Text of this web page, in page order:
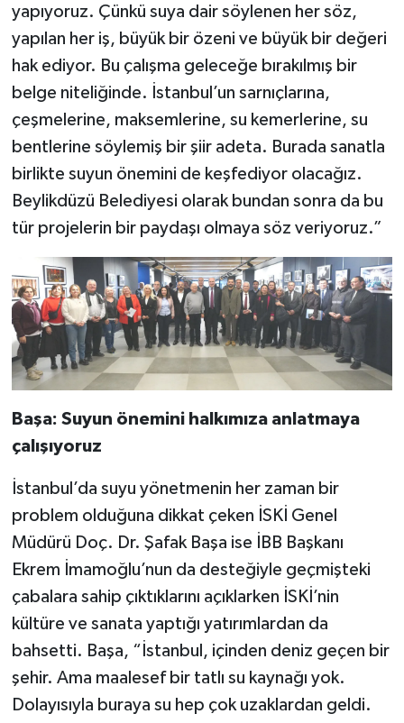
yapıyoruz. Çünkü suya dair söylenen her söz,
yapılan her iş, büyük bir özeni ve büyük bir değeri
hak ediyor. Bu çalışma geleceğe bırakılmış bir
belge niteliğinde. İstanbul’un sarnıçlarına,
çeşmelerine, maksemlerine, su kemerlerine, su
bentlerine söylemiş bir şiir adeta. Burada sanatla
birlikte suyun önemini de keşfediyor olacağız.
Beylikdüzü Belediyesi olarak bundan sonra da bu
tür projelerin bir paydaşı olmaya söz veriyoruz.”
Başa: Suyun önemini halkımıza anlatmaya
çalışıyoruz
İstanbul’da suyu yönetmenin her zaman bir
problem olduğuna dikkat çeken İSKİ Genel
Müdürü Doç. Dr. Şafak Başa ise İBB Başkanı
Ekrem İmamoğlu’nun da desteğiyle geçmişteki
çabalara sahip çıktıklarını açıklarken İSKİ’nin
kültüre ve sanata yaptığı yatırımlardan da
bahsetti. Başa, “İstanbul, içinden deniz geçen bir
şehir. Ama maalesef bir tatlı su kaynağı yok.
Dolayısıyla buraya su hep çok uzaklardan geldi.